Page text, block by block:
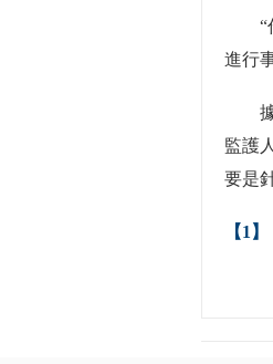
“作
進行
據
監護
要是
【1】